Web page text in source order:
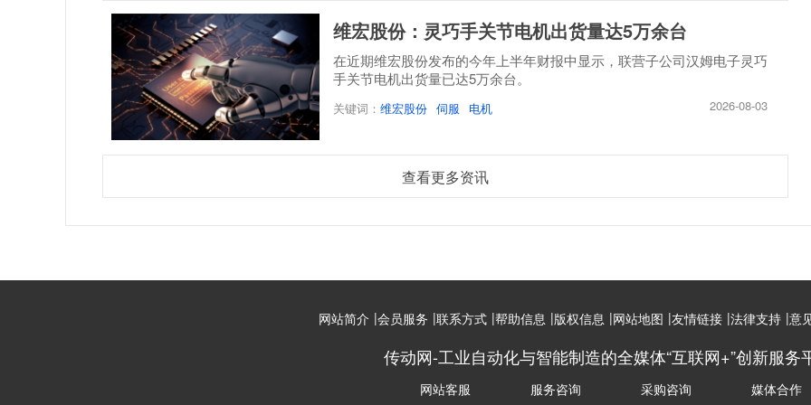
维宏股份：灵巧手关节电机出货量达5万余台
在近期维宏股份发布的今年上半年财报中显示，联营子公司汉姆电子灵巧
手关节电机出货量已达5万余台。
关键词： 维宏股份 伺服 电机 2026-08-03
查看更多资讯
网站简介 |会员服务 |联系方式 |帮助信息 |版权信息 |网站地图 |友情链接 |法律支持 |意
传动网-工业自动化与智能制造的全媒体“互联网+”创新服务
网站客服 服务咨询 采购咨询 媒体合作